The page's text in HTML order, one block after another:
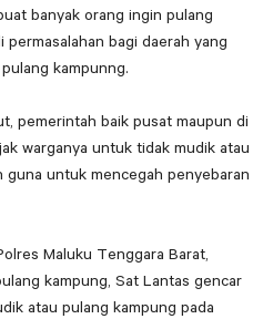
banyak orang ingin pulang
bagi daerah yang
kampunng.
pemerintah baik pusat maupun di
warganya untuk tidak mudik atau
guna untuk mencegah penyebaran
Maluku Tenggara Barat,
kampung, Sat Lantas gencar
atau pulang kampung pada